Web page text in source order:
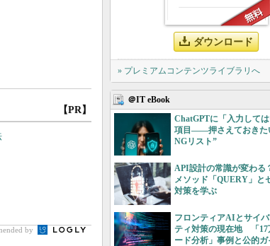
【PR】
by
ダウンロード
» プレミアムコンテンツライブラリへ
＠IT eBook
ChatGPTに「入力して
項目――押さえておきた
NGリスト”
API設計の常識が変わ
メソッド「QUERY」と
対策を学ぶ
フロンティアAIとサイ
ティ対策の現在地 「17
ード分析」事例と公的